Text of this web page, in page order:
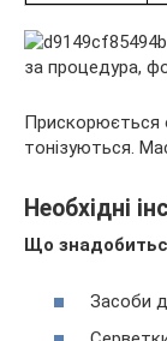
Прискорюється
тонізуються.
Необхідні
Що
Засоби